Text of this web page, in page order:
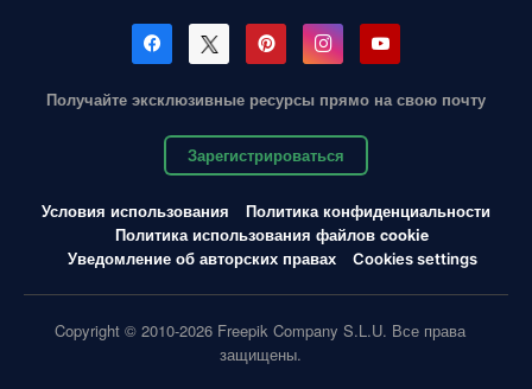
Получайте эксклюзивные ресурсы прямо на свою почту
Зарегистрироваться
Условия использования
Политика конфиденциальности
Политика использования файлов cookie
Уведомление об авторских правах
Cookies settings
Copyright © 2010-2026 Freepik Company S.L.U. Все права
защищены.